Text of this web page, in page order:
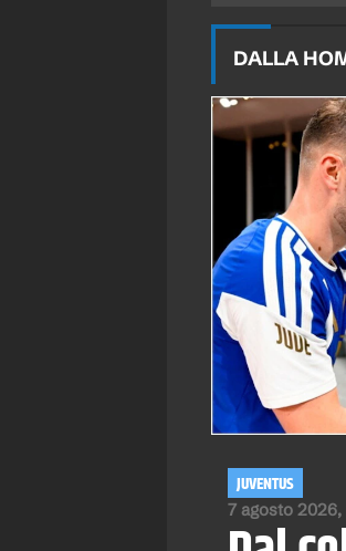
DALLA
7 agosto 2026,
JUVENTUS